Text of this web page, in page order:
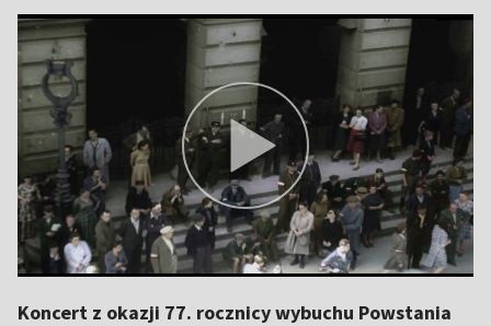
Koncert z okazji 77. rocznicy wybuchu Powstania